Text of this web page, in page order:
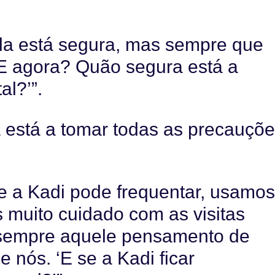
está segura, mas sempre que
agora? Quão segura está a
a tomar todas as
a Kadi pode frequentar, usamos
cuidado com as visitas
aquele pensamento de
nós. ‘E se a Kadi ficar